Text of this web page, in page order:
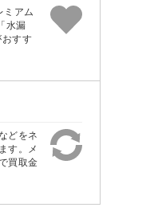
ミアム
水漏
すす
どをネ
す。メ
買取金